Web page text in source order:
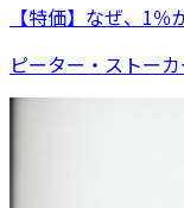
【特価】なぜ、1
ピーター・ストー